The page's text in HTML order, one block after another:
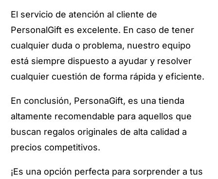
El servicio de atención al cliente de
PersonalGift es excelente. En caso de tener
cualquier duda o problema, nuestro equipo
está siempre dispuesto a ayudar y resolver
cualquier cuestión de forma rápida y eficiente.
En conclusión, PersonaGift, es una tienda
altamente recomendable para aquellos que
buscan regalos originales de alta calidad a
precios competitivos.
¡Es una opción perfecta para sorprender a tus